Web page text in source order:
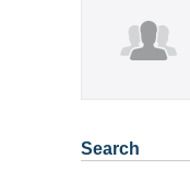
Search